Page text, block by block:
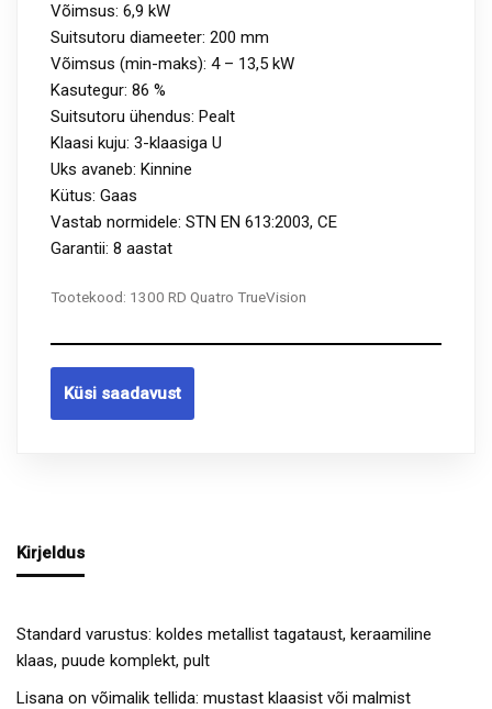
Võimsus: 6,9 kW
Suitsutoru diameeter: 200 mm
Võimsus (min-maks): 4 – 13,5 kW
Kasutegur: 86 %
Suitsutoru ühendus: Pealt
Klaasi kuju: 3-klaasiga U
Uks avaneb: Kinnine
Kütus: Gaas
Vastab normidele: STN EN 613:2003, CE
Garantii: 8 aastat
Tootekood: 1300 RD Quatro TrueVision
Küsi saadavust
Kirjeldus
Standard varustus: koldes metallist tagataust, keraamiline
klaas, puude komplekt, pult
Lisana on võimalik tellida: mustast klaasist või malmist